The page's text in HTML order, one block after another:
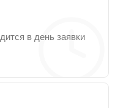
в день заявки